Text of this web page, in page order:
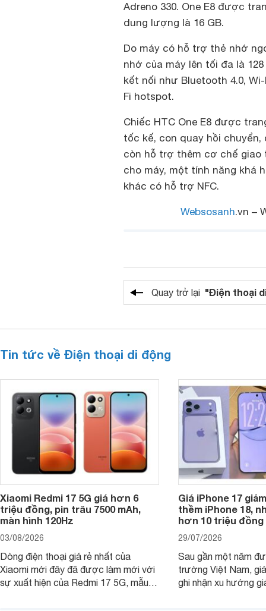
Adreno 330. One E8 được
dung lượng là 16 GB.
Do máy có hỗ trợ thẻ nhớ
nhớ của máy lên tối đa là
kết nối như Bluetooth 4.0,
Fi hotspot.
Chiếc HTC One E8 được
tốc kế, con quay hồi chuyển,
còn hỗ trợ thêm cơ chế giao
cho máy, một tính năng khá
khác có hỗ trợ NFC.
Websosanh.vn –
Quay trở lại "Điện thoại
Tin tức về Điện thoại di động
Xiaomi Redmi 17 5G giá hơn 6
triệu đồng, pin trâu 7500 mAh,
màn hình 120Hz
03/08/2026
Dòng điện thoại giá rẻ nhất của
Xiaomi mới đây đã được làm mới với
sự xuất hiện của Redmi 17 5G, mẫu
Giá iPhone 17
thềm iPhone 18,
hơn 10 triệu đồng
29/07/2026
Sau gần một năm
trường Việt Nam,
ghi nhận xu hướng